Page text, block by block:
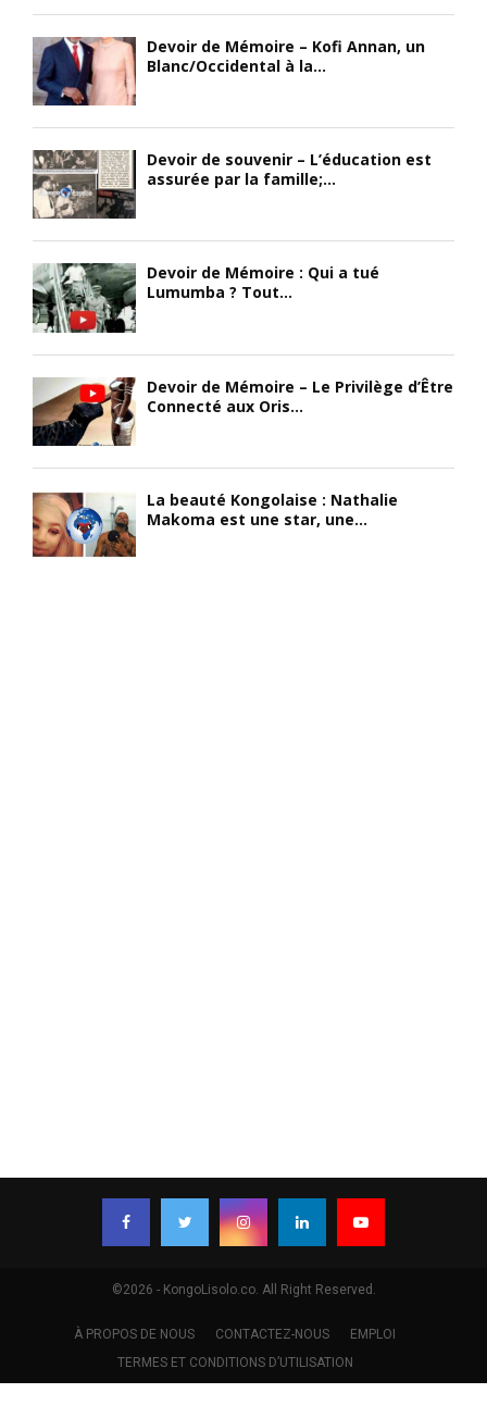
Devoir de Mémoire – Kofi Annan, un
Blanc/Occidental à la...
Devoir de souvenir – L’éducation est
assurée par la famille;...
Devoir de Mémoire : Qui a tué
Lumumba ? Tout...
Devoir de Mémoire – Le Privilège d’Être
Connecté aux Oris...
La beauté Kongolaise : Nathalie
Makoma est une star, une...
©2026 - KongoLisolo.co. All Right Reserved.
À PROPOS DE NOUS CONTACTEZ-NOUS
EMPLOI
TERMES ET CONDITIONS D’UTILISATION